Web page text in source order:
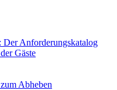
Der Anforderungskatalog
Gäste
Abheben